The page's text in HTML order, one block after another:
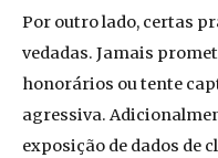
Por outro lado, certas
vedadas. Jamais
honorários ou tente
agressiva.
exposição de dados de